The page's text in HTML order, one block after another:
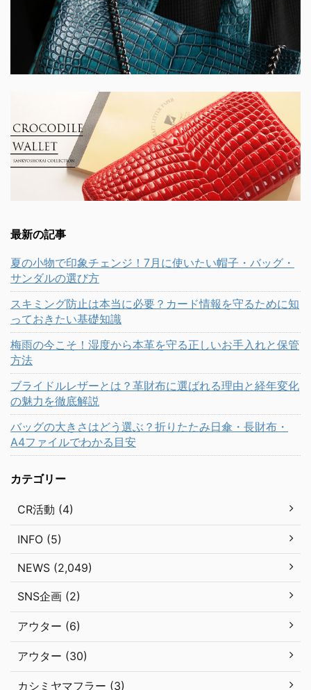
最新の記事
夏の小物で印象チェンジ！7月に使いたい帽子・バッグ・
サンダルの選び方
スキミング防止は本当に必要？カード情報を守るために知
っておきたい基礎知識
梅雨の今こそ！湿度から本革を守る正しいお手入れと保管
方法
ブライドルレザーとは？革財布に選ばれる理由と経年変化
の魅力を徹底解説
バッグの大きさはどう選ぶ？折りたたみ日傘・長財布・
A4ファイルでわかる目安
カテゴリー
CR活動 (4)
INFO (5)
NEWS (2,049)
SNS企画 (2)
アウター (6)
アウター (30)
カシミヤマフラー (3)